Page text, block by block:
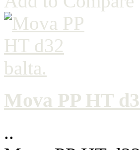
Mova PP HT
..